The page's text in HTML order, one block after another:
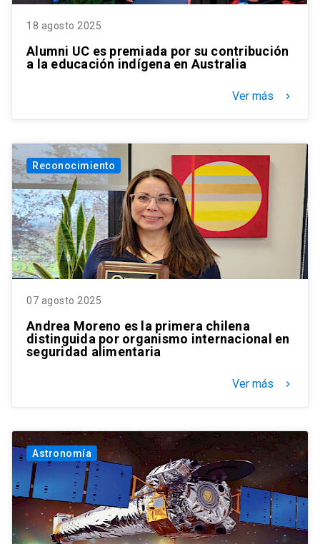
18 agosto 2025
Alumni UC es premiada por su contribución
a la educación indígena en Australia
Ver más keyboard_arrow_right
Reconocimiento
07 agosto 2025
Andrea Moreno es la primera chilena
distinguida por organismo internacional en
seguridad alimentaria
Ver más keyboard_arrow_right
Astronomía